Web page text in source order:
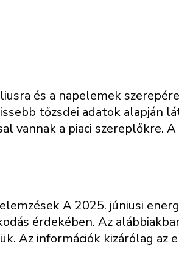
és a napelemek
tőzsdei adatok alapján
vannak a piaci szereplőkre.
A 2025. júniusi
érdekében. Az
Az információk kizárólag